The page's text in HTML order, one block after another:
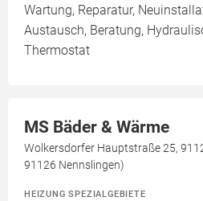
Wartung, Reparatur,
Austausch, Beratung,
Thermostat
MS Bäder & Wärme
Wolkersdorfer Hauptstraße 25,
91126 Nennslingen)
HEIZUNG SPEZIALGEBIETE